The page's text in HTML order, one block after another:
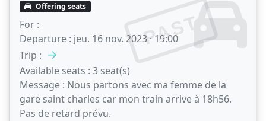
PAST
Offering seats
For :
Departure : jeu. 16 nov. 2023 · 19:00
Trip : →
Available seats : 3 seat(s)
Message : Nous partons avec ma femme de la
gare saint charles car mon train arrive à 18h56.
Pas de retard prévu.